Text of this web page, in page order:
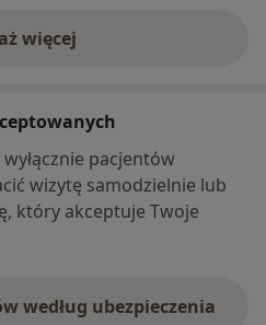
więcej
o adresie
pacjentów
wizytę samodzielnie lub
który akceptuje Twoje
według ubezpieczenia